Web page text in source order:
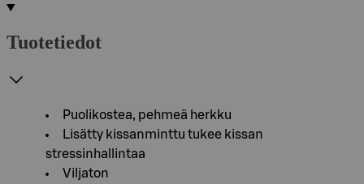
Tuotetiedot
Puolikostea, pehmeä herkku
Lisätty kissanminttu tukee kissan
stressinhallintaa
Viljaton